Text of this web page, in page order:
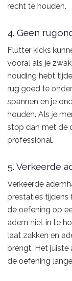
recht te houden.
4. Geen
Flutter kicks
vooral als je
houding hebt
rug goed te
spannen en je
houden. Als je
stop dan met de
professional.
5. Verkeerde
Verkeerde
prestaties tijdens
de oefening op
adem niet in te
laat zakken en
brengt. Het
de oefening